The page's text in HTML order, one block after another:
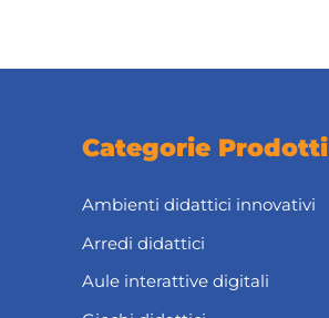
Categorie Prodotti
Ambienti didattici innovativi
Arredi didattici
Aule interattive digitali